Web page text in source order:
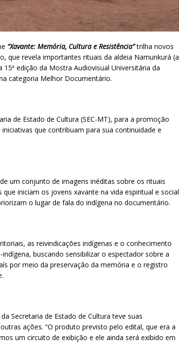
“Xavante: Memória, Cultura e Resistência”trilha novos
que revela importantes rituais da aldeia Namunkurá (a
edição da Mostra Audiovisual Universitária da
categoria Melhor Documentário.
de Estado de Cultura (SEC-MT), para a promoção
que contribuam para sua continuidade e
um conjunto de imagens inéditas sobre os rituais
iniciam os jovens xavante na vida espiritual e social
o lugar de fala do indígena no documentário.
as reivindicações indígenas e o conhecimento
buscando sensibilizar o espectador sobre a
por meio da preservação da memória e o registro
Secretaria de Estado de Cultura teve suas
ações. “O produto previsto pelo edital, que era a
um circuito de exibição e ele ainda será exibido em